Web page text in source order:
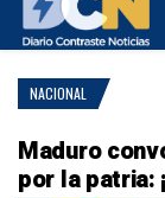
NACIONAL
Maduro
por la patria: